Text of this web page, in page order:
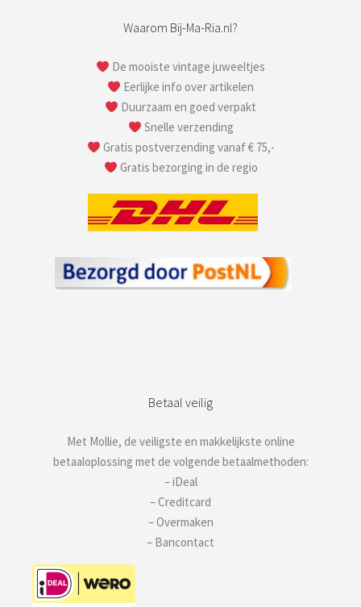
Waarom Bij-Ma-Ria.nl?
De mooiste vintage juweeltjes
Eerlijke info over artikelen
Duurzaam en goed verpakt
Snelle verzending
Gratis postverzending vanaf € 75,-
Gratis bezorging in de regio
Betaal veilig
Met Mollie, de veiligste en makkelijkste online
betaaloplossing met de volgende betaalmethoden:
– iDeal
– Creditcard
– Overmaken
– Bancontact